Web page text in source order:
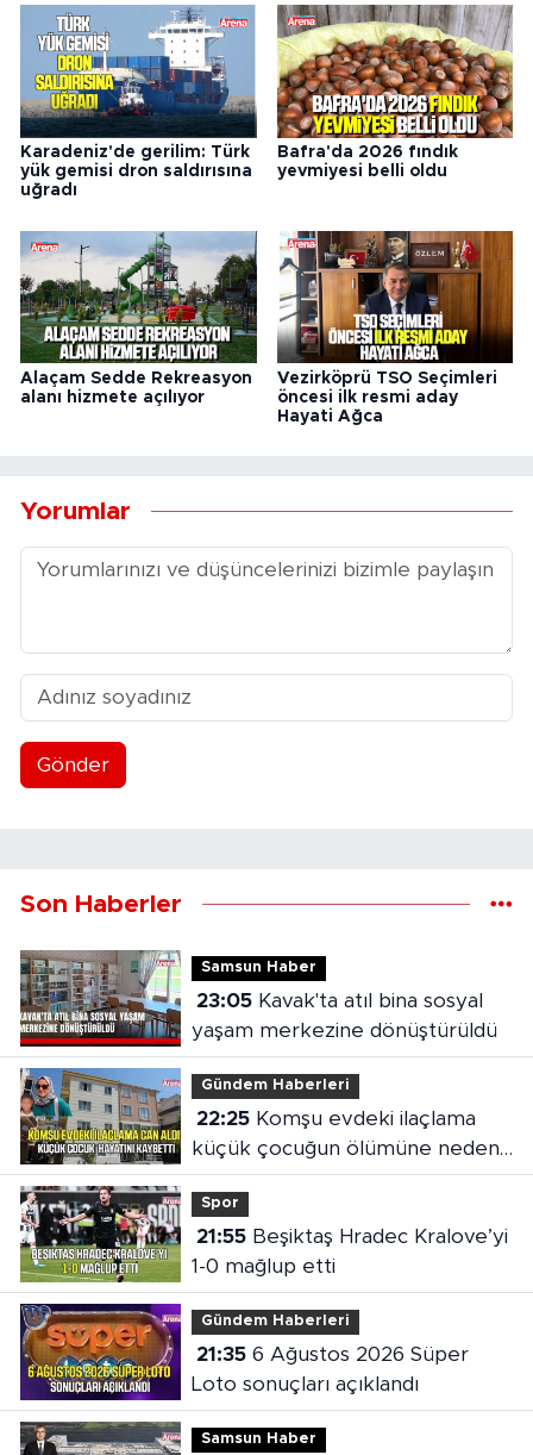
Karadeniz'de gerilim: Türk
yük gemisi dron saldırısına
uğradı
Bafra'da 2026 fındık
yevmiyesi belli oldu
Alaçam Sedde Rekreasyon
alanı hizmete açılıyor
Vezirköprü TSO Seçimleri
öncesi ilk resmi aday
Hayati Ağca
Yorumlar
Gönder
Son Haberler
Samsun Haber
23:05Kavak'ta atıl bina sosyal
yaşam merkezine dönüştürüldü
Gündem Haberleri
22:25Komşu evdeki ilaçlama
küçük çocuğun ölümüne neden
oldu
Spor
21:55Beşiktaş Hradec Kralove’yi
1-0 mağlup etti
Gündem Haberleri
21:356 Ağustos 2026 Süper
Loto sonuçları açıklandı
Samsun Haber